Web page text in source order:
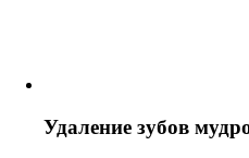
Удаление зубов